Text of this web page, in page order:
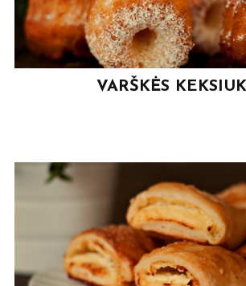
VARŠKĖS